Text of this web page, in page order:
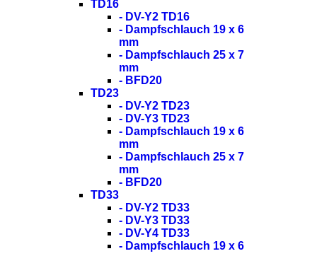
TD16
- DV-Y2 TD16
- Dampfschlauch 19 x 6
mm
- Dampfschlauch 25 x 7
mm
- BFD20
TD23
- DV-Y2 TD23
- DV-Y3 TD23
- Dampfschlauch 19 x 6
mm
- Dampfschlauch 25 x 7
mm
- BFD20
TD33
- DV-Y2 TD33
- DV-Y3 TD33
- DV-Y4 TD33
- Dampfschlauch 19 x 6